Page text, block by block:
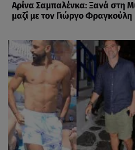
Αρίνα Σαμπαλένκα: Ξανά στη
μαζί με τον Γιώργο Φραγκούλη